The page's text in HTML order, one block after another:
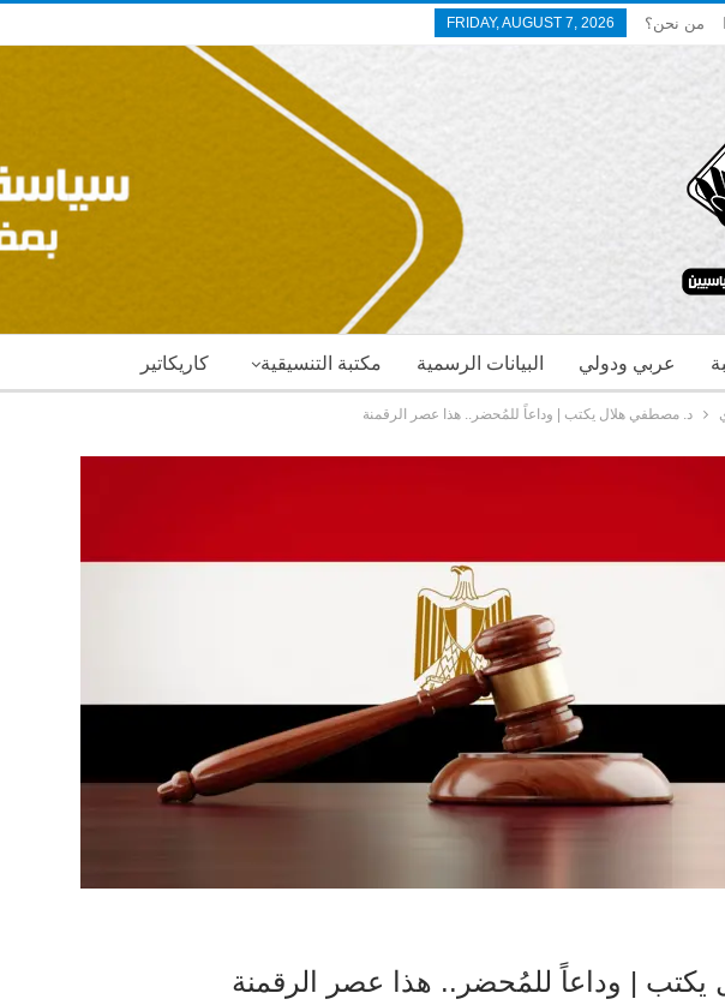
FRIDAY, AUGUST 7, 2026 من نحن؟
كاريكاتير مكتبة التنسيقية البيانات الرسمية عربي ودولي
د. مصطفي هلال يكتب | وداعاً للمُحضر.. هذا عصر الرقمنة
| وداعاً للمُحضر.. هذا عصر الرقمنة